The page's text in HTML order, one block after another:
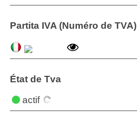
Partita IVA (Numéro de TVA)
État de Tva
actif